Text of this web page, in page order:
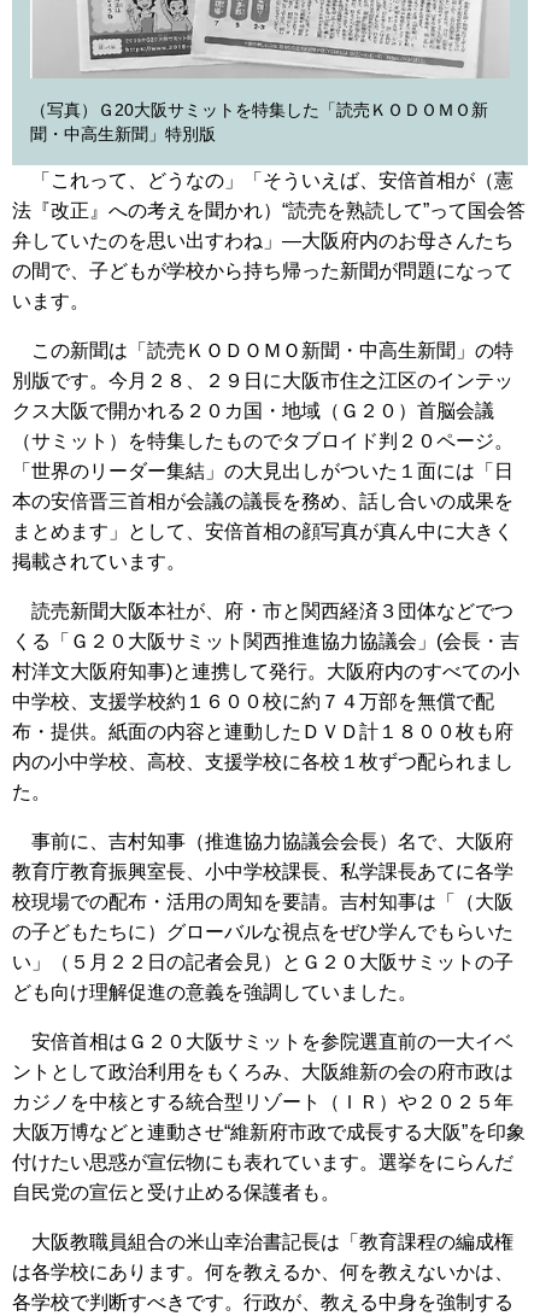
（写真）Ｇ20大阪サミットを特集した「読売ＫＯＤＯＭＯ新
聞・中高生新聞」特別版
「これって、どうなの」「そういえば、安倍首相が（憲
法『改正』への考えを聞かれ）“読売を熟読して”って国会答
弁していたのを思い出すわね」―大阪府内のお母さんたち
の間で、子どもが学校から持ち帰った新聞が問題になって
います。
この新聞は「読売ＫＯＤＯＭＯ新聞・中高生新聞」の特
別版です。今月２８、２９日に大阪市住之江区のインテッ
クス大阪で開かれる２０カ国・地域（Ｇ２０）首脳会議
（サミット）を特集したものでタブロイド判２０ページ。
「世界のリーダー集結」の大見出しがついた１面には「日
本の安倍晋三首相が会議の議長を務め、話し合いの成果を
まとめます」として、安倍首相の顔写真が真ん中に大きく
掲載されています。
読売新聞大阪本社が、府・市と関西経済３団体などでつ
くる「Ｇ２０大阪サミット関西推進協力協議会」(会長・吉
村洋文大阪府知事)と連携して発行。大阪府内のすべての小
中学校、支援学校約１６００校に約７４万部を無償で配
布・提供。紙面の内容と連動したＤＶＤ計１８００枚も府
内の小中学校、高校、支援学校に各校１枚ずつ配られまし
た。
事前に、吉村知事（推進協力協議会会長）名で、大阪府
教育庁教育振興室長、小中学校課長、私学課長あてに各学
校現場での配布・活用の周知を要請。吉村知事は「（大阪
の子どもたちに）グローバルな視点をぜひ学んでもらいた
い」（５月２２日の記者会見）とＧ２０大阪サミットの子
ども向け理解促進の意義を強調していました。
安倍首相はＧ２０大阪サミットを参院選直前の一大イベ
ントとして政治利用をもくろみ、大阪維新の会の府市政は
カジノを中核とする統合型リゾート（ＩＲ）や２０２５年
大阪万博などと連動させ“維新府市政で成長する大阪”を印象
付けたい思惑が宣伝物にも表れています。選挙をにらんだ
自民党の宣伝と受け止める保護者も。
大阪教職員組合の米山幸治書記長は「教育課程の編成権
は各学校にあります。何を教えるか、何を教えないかは、
各学校で判断すべきです。行政が、教える中身を強制する